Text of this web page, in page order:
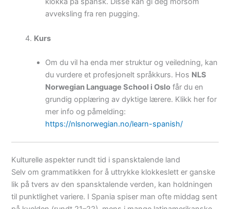
avveksling fra ren pugging.
Kurs
Om du vil ha enda mer struktur og veiledning, kan
du vurdere et profesjonelt språkkurs. Hos NLS
Norwegian Language School i Oslo får du en
grundig opplæring av dyktige lærere. Klikk her for
mer info og påmelding:
https://nlsnorwegian.no/learn-spanish/
Kulturelle aspekter rundt tid i spansktalende land
Selv om grammatikken for å uttrykke klokkeslett er ganske
lik på tvers av den spansktalende verden, kan holdningen
til punktlighet variere. I Spania spiser man ofte middag sent